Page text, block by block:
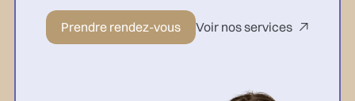
Prendre rendez-vous Voir nos services 